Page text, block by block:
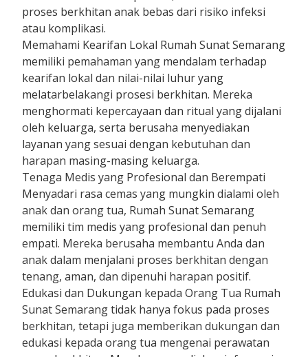
proses berkhitan anak bebas dari risiko infeksi
atau komplikasi.
Memahami Kearifan Lokal Rumah Sunat Semarang
memiliki pemahaman yang mendalam terhadap
kearifan lokal dan nilai-nilai luhur yang
melatarbelakangi prosesi berkhitan. Mereka
menghormati kepercayaan dan ritual yang dijalani
oleh keluarga, serta berusaha menyediakan
layanan yang sesuai dengan kebutuhan dan
harapan masing-masing keluarga.
Tenaga Medis yang Profesional dan Berempati
Menyadari rasa cemas yang mungkin dialami oleh
anak dan orang tua, Rumah Sunat Semarang
memiliki tim medis yang profesional dan penuh
empati. Mereka berusaha membantu Anda dan
anak dalam menjalani proses berkhitan dengan
tenang, aman, dan dipenuhi harapan positif.
Edukasi dan Dukungan kepada Orang Tua Rumah
Sunat Semarang tidak hanya fokus pada proses
berkhitan, tetapi juga memberikan dukungan dan
edukasi kepada orang tua mengenai perawatan